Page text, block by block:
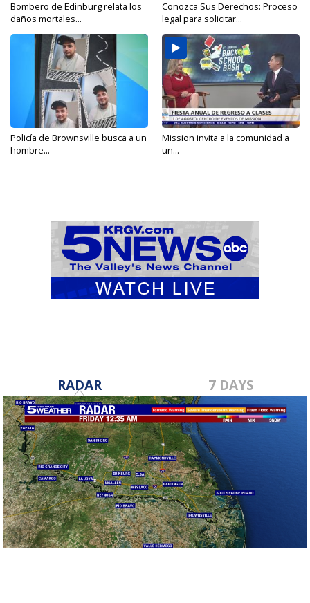
Bombero de Edinburg relata los
daños mortales...
Conozca Sus Derechos: Proceso
legal para solicitar...
Policía de Brownsville busca a un
hombre...
Mission invita a la comunidad a
un...
RADAR 7 DAYS